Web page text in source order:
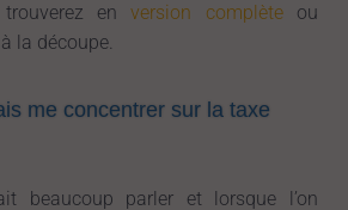
enversion complèteou
à la découpe.
me concentrer sur la taxe
beaucoup parler et lorsque l’on